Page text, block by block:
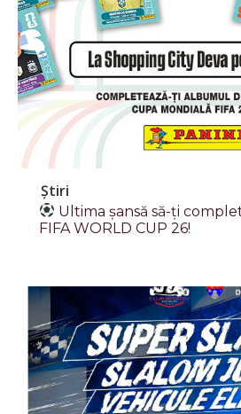
Știri
Ultima șansă să-ți
FIFA WORLD CUP 26!